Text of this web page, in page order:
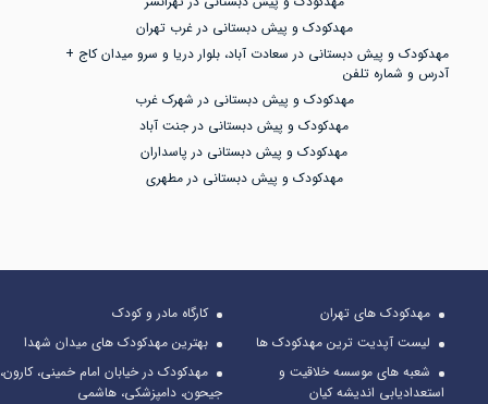
مهدکودک و پیش دبستانی در غرب تهران
مهدکودک و پیش دبستانی در سعادت آباد، بلوار دریا و سرو میدان کاج +
آدرس و شماره تلفن
مهدکودک و پیش دبستانی در شهرک غرب
مهدکودک و پیش دبستانی در جنت آباد
مهدکودک و پیش دبستانی در پاسداران
مهدکودک و پیش دبستانی در مطهری
مهدکودک های تهران
کارگاه مادر و کودک
لیست آپدیت ترین مهدکودک ها
بهترین مهدکودک های میدان شهدا
شعبه های موسسه خلاقیت و
استعدادیابی اندیشه کیان
مهدکودک در خیابان امام خمینی، کارون،
جیحون، دامپزشکی، هاشمی